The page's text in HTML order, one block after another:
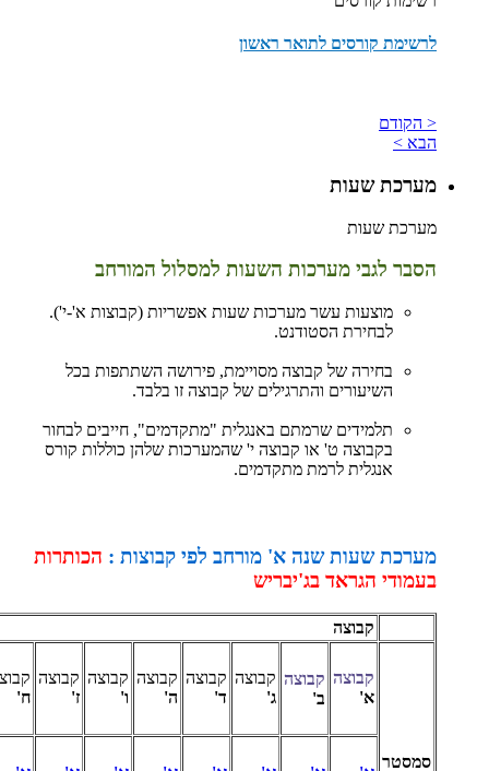
לרשימת קורסים לתואר ראשון
< הקודם
הבא >
מערכת שעות
מערכת שעות
הסבר לגבי מערכות השעות למסלול המורחב
מוצעות עשר מערכות שעות אפשריות (קבוצות א'-י').
לבחירת הסטודנט.
בחירה של קבוצה מסויימת, פירושה השתתפות בכל
השיעורים והתרגילים של קבוצה זו בלבד.
תלמידים שרמתם באנגלית "מתקדמים", חייבים לבחור
בקבוצה ט' או קבוצה י' שהמערכות שלהן כוללות קורס
אנגלית לרמת מתקדמים.
מערכת שעות שנה א' מורחב לפי קבוצות : הכותרות
בעמודי הגראד בג'יבריש
קבוצה
סמסטר
קבוצה
א'
קבוצה
ב'
קבוצה
ג'
קבוצה
ד'
קבוצה
ה'
קבוצה
ו'
קבוצה
ז'
ח'